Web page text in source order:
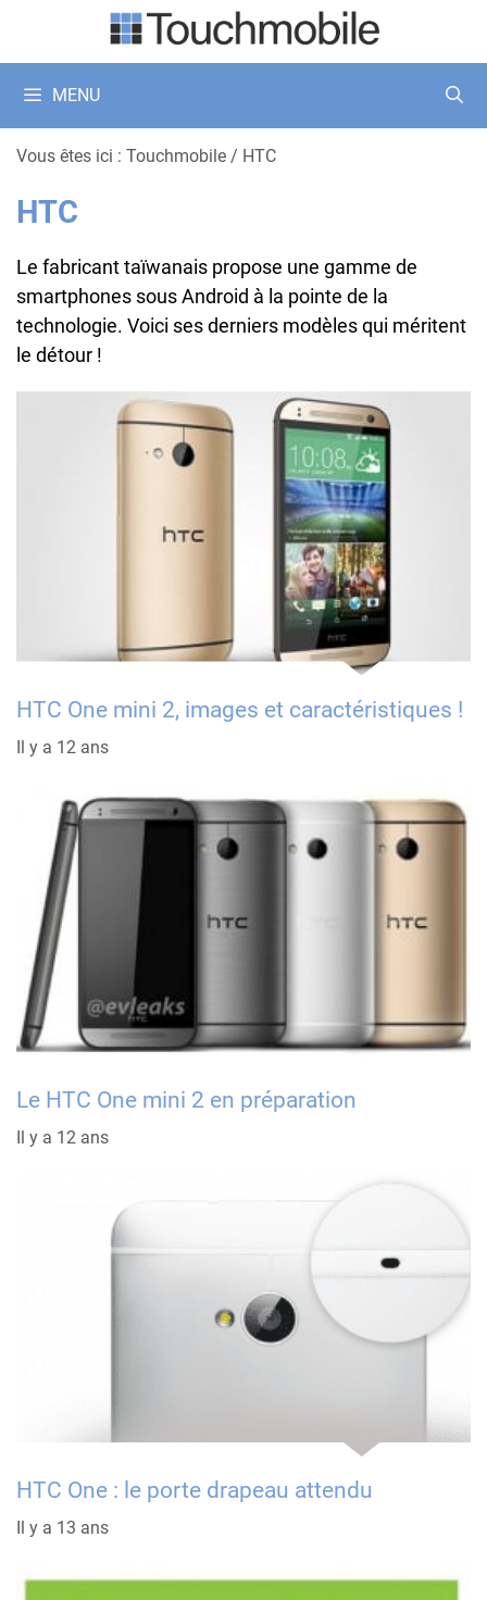
MENU
Vous êtes ici : Touchmobile / HTC
HTC
Le fabricant taïwanais propose une gamme de
smartphones sous Android à la pointe de la
technologie. Voici ses derniers modèles qui méritent
le détour !
HTC One mini 2, images et caractéristiques !
Il y a 12 ans
Le HTC One mini 2 en préparation
Il y a 12 ans
HTC One : le porte drapeau attendu
Il y a 13 ans